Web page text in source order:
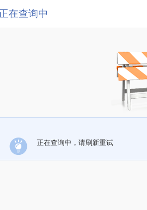
在查询中
正在查询中，请刷新重试